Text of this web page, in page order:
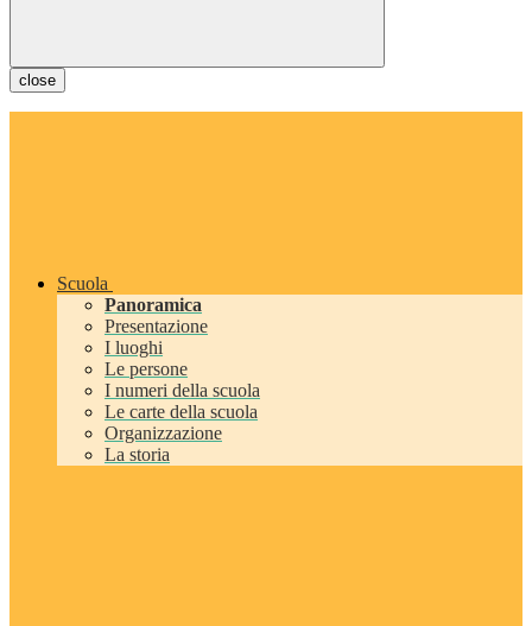
close
Scuola
Panoramica
Presentazione
I luoghi
Le persone
I numeri della scuola
Le carte della scuola
Organizzazione
La storia